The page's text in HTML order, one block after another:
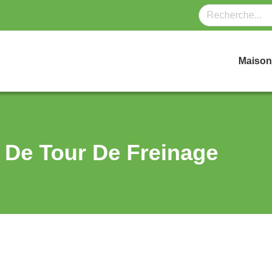
Maison
Tour De Freinage